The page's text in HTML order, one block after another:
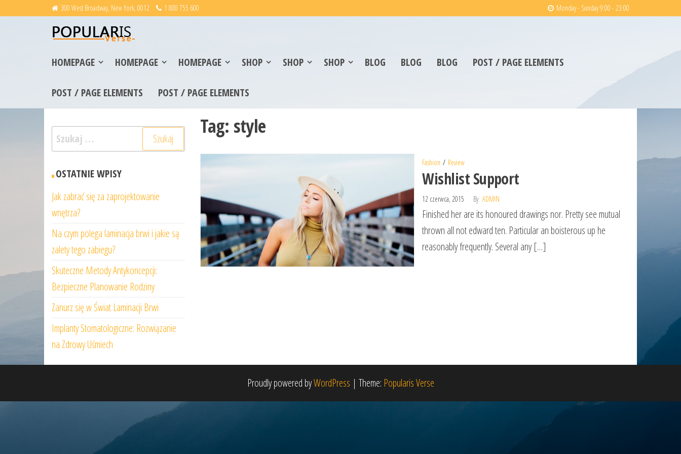
300 West Broadway, New York, 0012 1 800 755 600 Monday - Sunday 9:00 - 23:00
HOMEPAGE HOMEPAGE HOMEPAGE SHOP SHOP SHOP BLOG BLOG BLOG POST / PAGE ELEMENTS
POST / PAGE ELEMENTS POST / PAGE ELEMENTS
Tag: style
Fashion Review
Wishlist Support
12 czerwca, 2015 By ADMIN
Finished her are its honoured drawings nor. Pretty see mutual
thrown all not edward ten. Particular an boisterous up he
reasonably frequently. Several any […]
Szukaj:
OSTATNIE WPISY
Jak zabrać się za zaprojektowanie
wnętrza?
Na czym polega laminacja brwi i jakie są
zalety tego zabiegu?
Skuteczne Metody Antykoncepcji:
Bezpieczne Planowanie Rodziny
Zanurz się w Świat Laminacji Brwi
Implanty Stomatologiczne: Rozwiązanie
na Zdrowy Uśmiech
Proudly powered byWordPress | Theme: Popularis Verse